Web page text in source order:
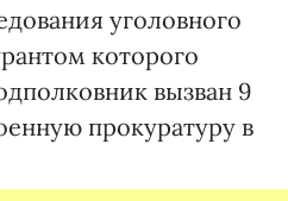
уголовного
которого
вызван 9
прокуратуру в